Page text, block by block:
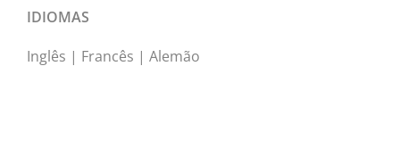
IDIOMAS
Inglês | Francês | Alemão